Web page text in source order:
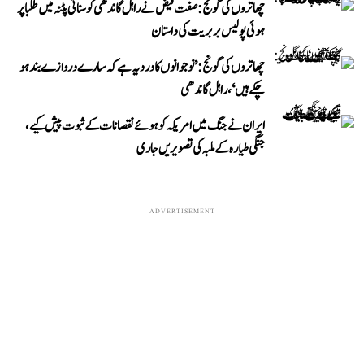
چھاتروں کی گونج: صفت فیض نے راہل گاندھی کو سنائی پٹنہ میں طلبا پر
ہوئی پولیس بربریت کی داستان
چھاتروں کی گونج: ’نوجوانوں کا درد یہ ہے کہ سارے دروازے بند ہو
چکے ہیں‘، راہل گاندھی
ایران نے جنگ میں امریکہ کو ہوئے نقصانات کے ثبوت پیش کیے،
جنگی طیارہ کے ملبہ کی تصویریں جاری
ADVERTISEMENT